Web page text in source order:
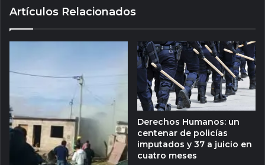
Artículos Relacionados
Derechos Humanos: un
centenar de policías
imputados y 37 a juicio en
cuatro meses